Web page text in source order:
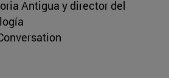
Antigua y director del